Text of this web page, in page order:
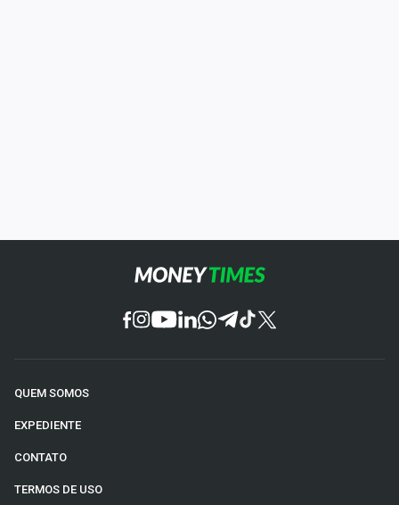
QUEM SOMOS
EXPEDIENTE
CONTATO
TERMOS DE USO